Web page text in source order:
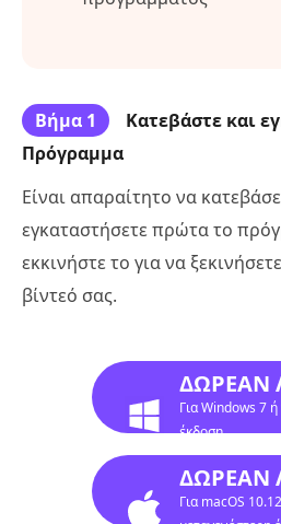
Βήμα 1
Κατεβάστε και
Πρόγραμμα
Είναι απαραίτητο να
εγκαταστήσετε πρώτα το
εκκινήστε το για να
βίντεό σας.
ΔΩΡΕΑΝ
Για Windows 7
έκδοση
ΔΩΡΕΑΝ
Για macOS